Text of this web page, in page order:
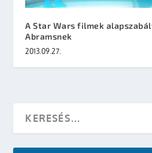
A Star Wars filmek
Abramsnek
2013.09.27.